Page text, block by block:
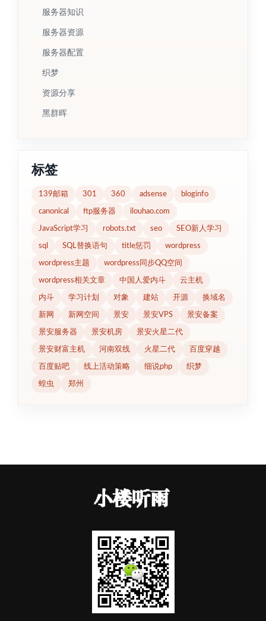
服务器知识
服务器资源
服务器配置
织梦
资源分享
黑群晖
标签
139邮箱 301 360 adsense bloginfo
canonical ftp服务器 ilouhao.com
JavaScript学习 robots.txt seo SEO新人学习
sql SQL替换语句 title惩罚 wordpress
wordpress主题 wordpress同步QQ空间
wordpress相关文章 中国人爱内斗 云主机
内斗 学习计划 对象 建站 开源 换域名
新网 新网空间 景安 景安VPS 景安备案
景安服务器 景安机房 景安火星二代
景安财富主机 河南双线 火星二代 百度穿越
百度贴吧 线上活动策略 细说php 织梦
蝗虫 郑州